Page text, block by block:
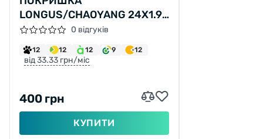
LONGUS/CHAOYANG 24X1.95
Н-554 (47-507)
0 відгуків
12 12 12 9 12
від 33.33 грн/міс
400 грн
КУПИТИ